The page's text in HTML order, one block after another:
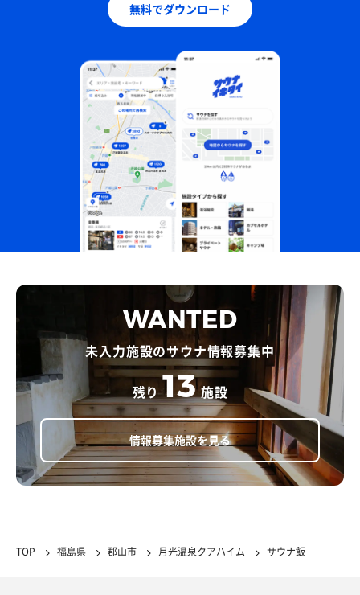
無料でダウンロード
WANTED
未入力施設のサウナ情報募集中
残り 13 施設
情報募集施設を見る
TOP 福島県 郡山市 月光温泉クアハイム サウナ飯